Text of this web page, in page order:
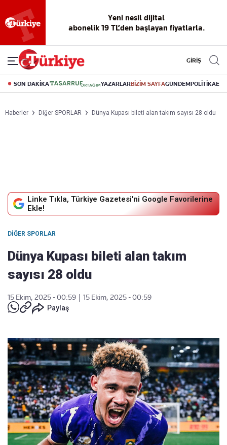
Yeni nesil dijital
abonelik 19 TL’den başlayan fiyatlarla.
GİRİŞ
SON DAKİKA YAZARLARBİZİM SAYFAGÜNDEMPOLİTİKA
Haberler Diğer SPORLAR Dünya Kupası bileti alan takım sayısı 28 oldu
Linke Tıkla, Türkiye Gazetesi'ni Google Favorilerine
Ekle!
DIĞER SPORLAR
Dünya Kupası bileti alan takım
sayısı 28 oldu
15 Ekim, 2025 - 00:59
15 Ekim, 2025 - 00:59
Paylaş